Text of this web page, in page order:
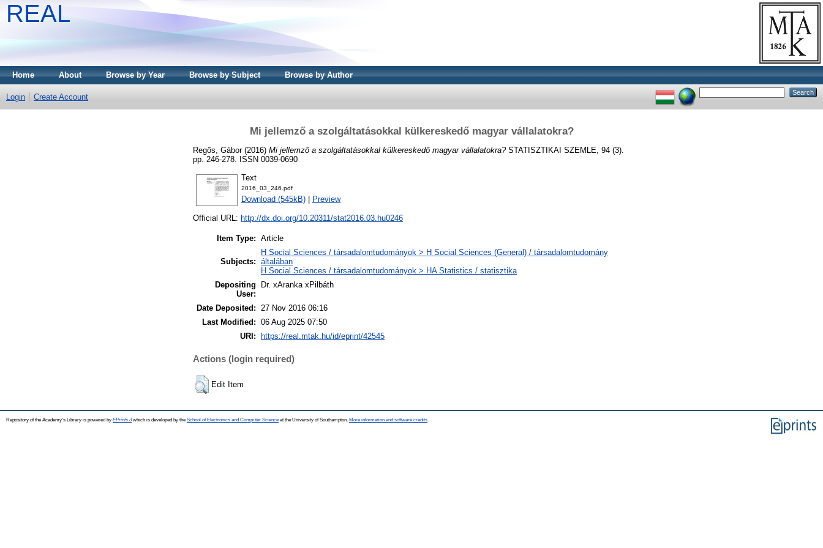
REAL
Home About Browse by Year Browse by Subject Browse by Author
Login Create Account
Mi jellemző a szolgáltatásokkal külkereskedő magyar vállalatokra?
Regős, Gábor(2016) Mi jellemző a szolgáltatásokkal külkereskedő magyar vállalatokra?STATISZTIKAI SZEMLE, 94 (3).
pp. 246-278. ISSN 0039-0690
Text
2016_03_246.pdf
Download (545kB) Preview
Official URL: http://dx.doi.org/10.20311/stat2016.03.hu0246
Item Type: Article
Subjects:
H Social Sciences / társadalomtudományok > H Social Sciences (General) / társadalomtudomány
általában
H Social Sciences / társadalomtudományok > HA Statistics / statisztika
Depositing
User:
Dr. xAranka xPilbáth
Date Deposited: 27 Nov 2016 06:16
Last Modified: 06 Aug 2025 07:50
URI:
https://real.mtak.hu/id/eprint/42545
Actions (login required)
Edit Item
Repository of the Academy's Library is powered by EPrints 3which is developed by the School of Electronics and Computer Science at the University of Southampton. More information and software credits